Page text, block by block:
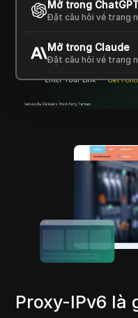
Mở trong
Đặt câu hỏi về trang
Mở trong Claude
Đặt câu hỏi về trang
và đa dạng.
Proxy-IPv6 là